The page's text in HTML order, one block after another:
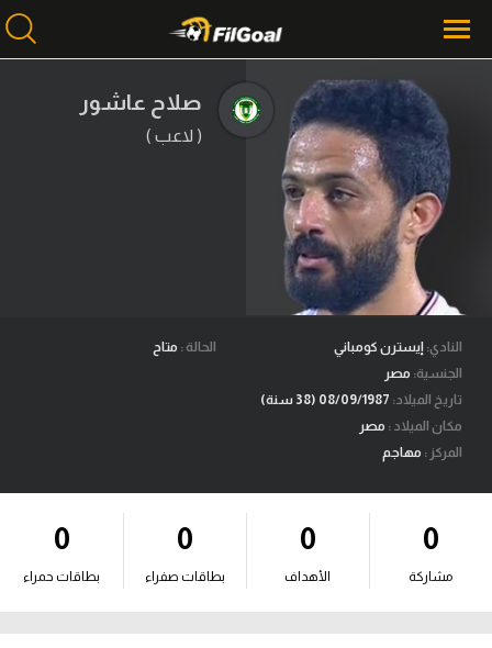
محتوى إخباري
الرئيسية
أخبار
مباريات
ميركاتو
فانتازي في الجول
مسابقة التوقعات
فيديوهات
آراء حرة
ركن الألعاب
صلاح عاشور
( لاعب )
النادي: إيسترن كومباني
الجنسية: مصر
تاريخ الميلاد:
مكان الميلاد : مصر
المركز : مهاجم
الحالة : متاح
0
مشاركة
0
الأهداف
0
بطاقات صفراء
0
بطاقات حمراء